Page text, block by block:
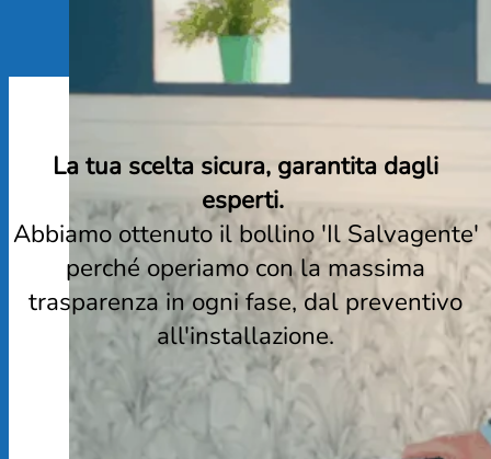
La tua scelta sicura, garantita dagli
esperti.
Abbiamo ottenuto il bollino 'Il Salvagente'
perché operiamo con la massima
trasparenza in ogni fase, dal preventivo
all'installazione.